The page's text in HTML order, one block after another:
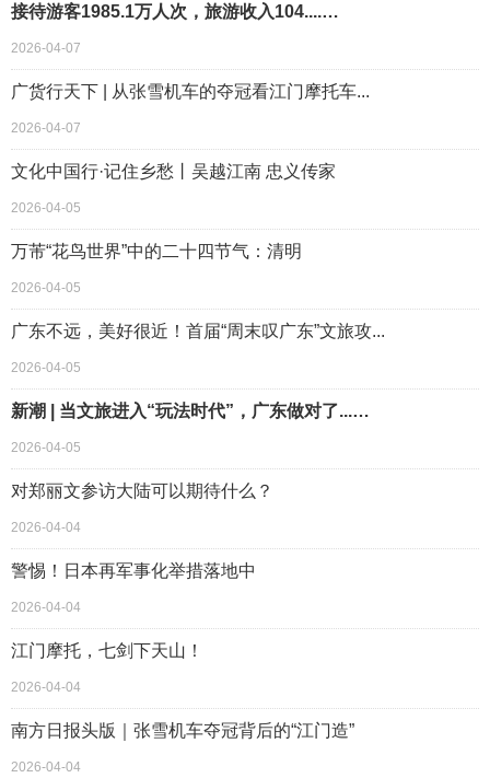
接待游客1985.1万人次，旅游收入104....…
2026-04-07
广货行天下 | 从张雪机车的夺冠看江门摩托车...
2026-04-07
文化中国行·记住乡愁丨吴越江南 忠义传家
2026-04-05
万芾“花鸟世界”中的二十四节气：清明
2026-04-05
广东不远，美好很近！首届“周末叹广东”文旅攻...
2026-04-05
新潮 | 当文旅进入“玩法时代”，广东做对了...…
2026-04-05
对郑丽文参访大陆可以期待什么？
2026-04-04
警惕！日本再军事化举措落地中
2026-04-04
江门摩托，七剑下天山！
2026-04-04
南方日报头版｜张雪机车夺冠背后的“江门造”
2026-04-04